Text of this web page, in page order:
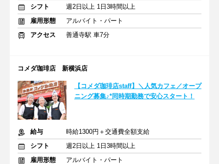
シフト
週2日以上 1日3時間以上
雇用形態
アルバイト・パート
アクセス
善通寺駅 車7分
コメダ珈琲店 新横浜店
【コメダ珈琲店staff】＼人気カフェ／オープ
ニング募集♪*同時期勤務で安心スタート！
給与
時給1300円＋交通費全額支給
シフト
週2日以上 1日3時間以上
雇用形態
アルバイト・パート